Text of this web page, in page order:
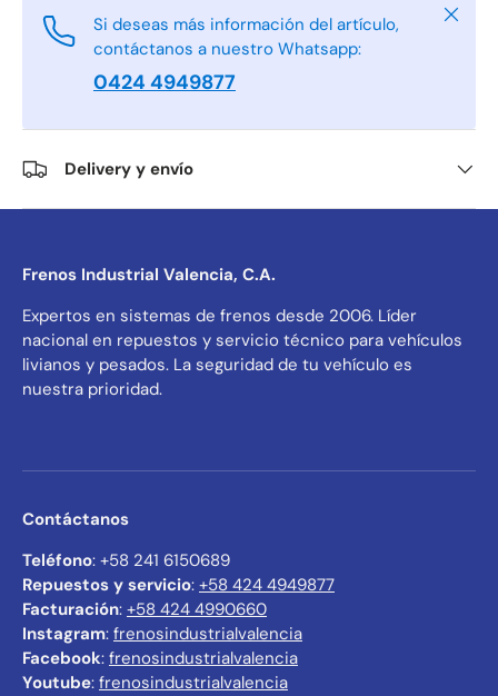
Si deseas más información del artículo,
contáctanos a nuestro Whatsapp:
0424 4949877
Cerrar
Delivery y envío
Frenos Industrial Valencia, C.A.
Expertos en sistemas de frenos desde 2006. Líder
nacional en repuestos y servicio técnico para vehículos
livianos y pesados. La seguridad de tu vehículo es
nuestra prioridad.
Contáctanos
Teléfono: +58 241 6150689
Repuestos y servicio: +58 424 4949877
Facturación: +58 424 4990660
Instagram: frenosindustrialvalencia
Facebook: frenosindustrialvalencia
Youtube: frenosindustrialvalencia